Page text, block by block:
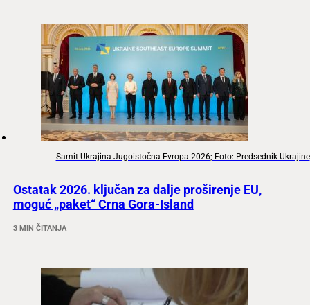
Samit Ukrajina-Jugoistočna Evropa 2026; Foto: Predsednik Ukrajine
Ostatak 2026. ključan za dalje proširenje EU,
moguć „paket“ Crna Gora-Island
3 MIN ČITANJA